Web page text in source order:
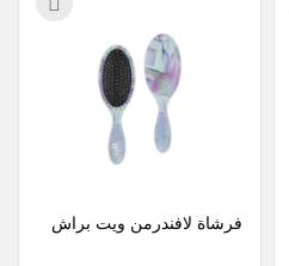
فرشاة لافندرمن ويت براش